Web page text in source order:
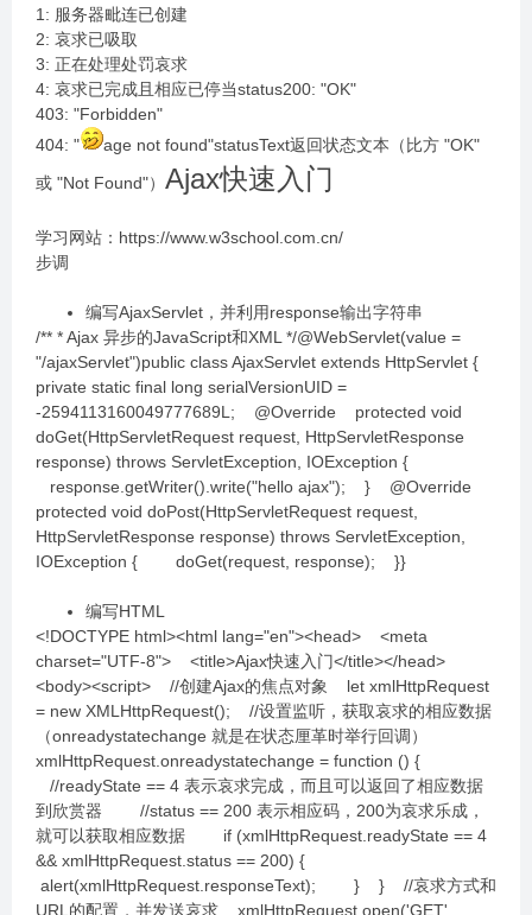
1: 服务器毗连已创建
2: 哀求已吸取
3: 正在处理处罚哀求
4: 哀求已完成且相应已停当status200: "OK"
403: "Forbidden"
404: "
age not found"statusText返回状态文本（比方 "OK"
或 "Not Found"） Ajax快速入门
学习网站：https://www.w3school.com.cn/
步调
编写AjaxServlet，并利用response输出字符串
/** * Ajax 异步的JavaScript和XML */@WebServlet(value =
"/ajaxServlet")public class AjaxServlet extends HttpServlet {
private static final long serialVersionUID =
-2594113160049777689L; @Override protected void
doGet(HttpServletRequest request, HttpServletResponse
response) throws ServletException, IOException {
response.getWriter().write("hello ajax"); } @Override
protected void doPost(HttpServletRequest request,
HttpServletResponse response) throws ServletException,
IOException { doGet(request, response); }}
编写HTML
<!DOCTYPE html><html lang="en"><head> <meta
charset="UTF-8"> <title>Ajax快速入门</title></head>
<body><script> //创建Ajax的焦点对象 let xmlHttpRequest
= new XMLHttpRequest(); //设置监听，获取哀求的相应数据
（onreadystatechange 就是在状态厘革时举行回调）
xmlHttpRequest.onreadystatechange = function () {
//readyState == 4 表示哀求完成，而且可以返回了相应数据
到欣赏器 //status == 200 表示相应码，200为哀求乐成，
就可以获取相应数据 if (xmlHttpRequest.readyState == 4
&& xmlHttpRequest.status == 200) {
alert(xmlHttpRequest.responseText); } } //哀求方式和
URL的配置，并发送哀求 xmlHttpRequest.open('GET',